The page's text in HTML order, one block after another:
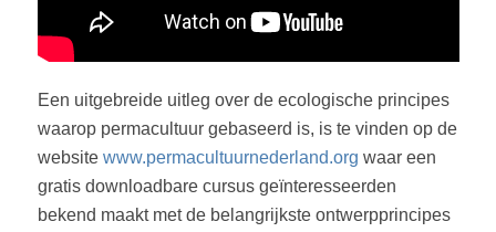
Een uitgebreide uitleg over de ecologische principes
waarop permacultuur gebaseerd is, is te vinden op de
website www.permacultuurnederland.org waar een
gratis downloadbare cursus geïnteresseerden
bekend maakt met de belangrijkste ontwerpprincipes